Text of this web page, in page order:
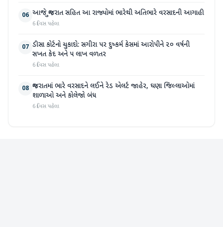
06 આજે ગુજરાત સહિત આ રાજ્યોમાં ભારેથી અતિભારે વરસાદની આગાહી
6 દિવસ પહેલા
07 ડીસા કોર્ટનો ચુકાદો: સગીરા પર દુષ્કર્મ કેસમાં આરોપીને ૨૦ વર્ષની
સખત કેદ અને ૫ લાખ વળતર
6 દિવસ પહેલા
08 ગુજરાતમાં ભારે વરસાદને લઈને રેડ એલર્ટ જાહેર, ઘણા જિલ્લાઓમાં
શાળાઓ અને કોલેજો બંધ
6 દિવસ પહેલા